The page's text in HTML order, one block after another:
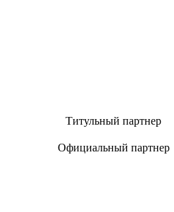
Титульный партнер
Официальный партнер